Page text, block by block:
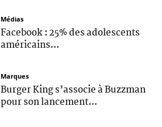
Médias
Facebook : 25% des adolescents
américains...
Marques
Burger King s’associe à Buzzman
pour son lancement...